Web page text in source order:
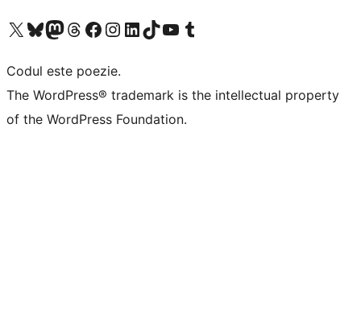
Mergi la contul nostru X (fost Twitter)
Vizitează contul nostru Bluesky
Vizitează contul nostru Mastodon
Vizitează contul nostru Threads
Vizitează pagina noastră Facebook
Vizitează-ne pe Instagram
Vizitează-ne pe LinkedIn
Vizitează contul nostru TikTok
Vizitează canalul nostru YouTube
Vizitează contul nostru Tumblr
Codul este poezie.
The WordPress® trademark is the intellectual property
of the WordPress Foundation.